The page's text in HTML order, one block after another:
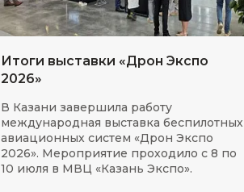
Итоги выставки «Дрон Экспо
2026»
В Казани завершила работу
международная выставка беспилотных
авиационных систем «Дрон Экспо
2026». Мероприятие проходило с 8 по
10 июля в МВЦ «Казань Экспо».